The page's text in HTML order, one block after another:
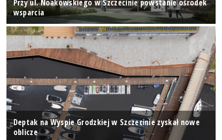
Przy ul. Noakowskiego w Szczecinie powstanie ośrodek
wsparcia
Deptak na Wyspie Grodzkiej w Szczecinie zyskał nowe
oblicze